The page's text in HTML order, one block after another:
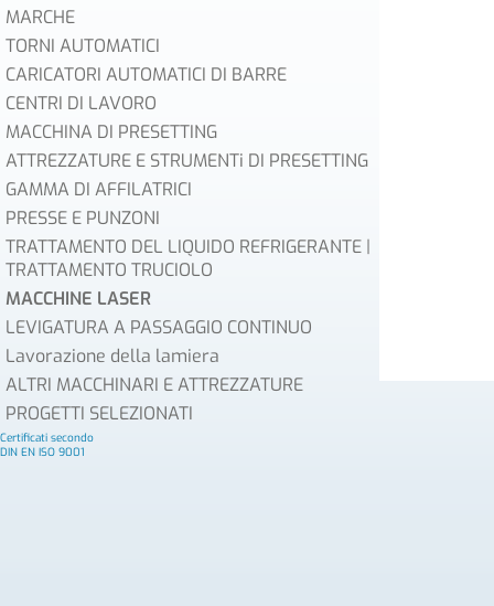
MARCHE
TORNI AUTOMATICI
CARICATORI AUTOMATICI DI BARRE
CENTRI DI LAVORO
MACCHINA DI PRESETTING
ATTREZZATURE E STRUMENTi DI PRESETTING
GAMMA DI AFFILATRICI
PRESSE E PUNZONI
TRATTAMENTO DEL LIQUIDO REFRIGERANTE |
TRATTAMENTO TRUCIOLO
MACCHINE LASER
LEVIGATURA A PASSAGGIO CONTINUO
Lavorazione della lamiera
ALTRI MACCHINARI E ATTREZZATURE
PROGETTI SELEZIONATI
Certificati secondo
DIN EN ISO 9001